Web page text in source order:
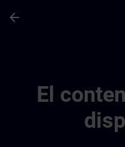
arrow_back
El